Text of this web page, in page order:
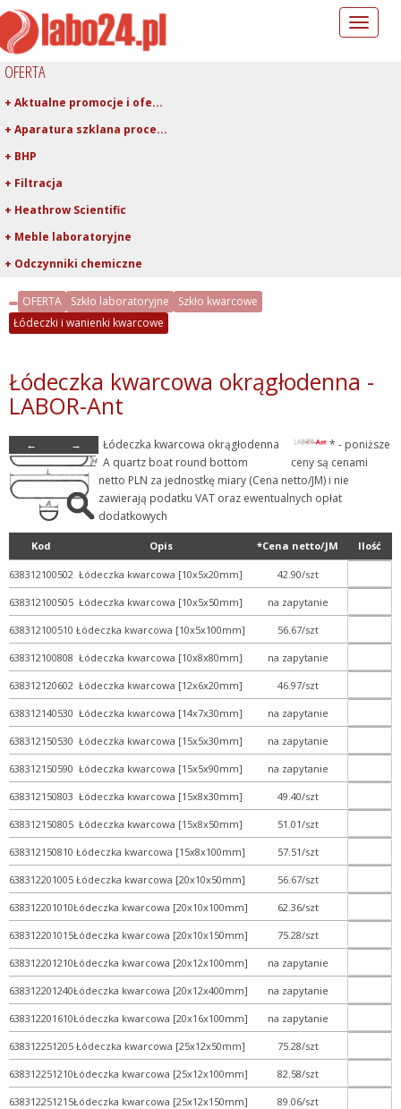
Toggle
OFERTA
+ Aktualne promocje i ofe...
+ Aparatura szklana proce...
+ BHP
+ Filtracja
+ Heathrow Scientific
+ Meble laboratoryjne
+ Odczynniki chemiczne
+ Pipetowanie i dawkowani...
+ Plastiki laboratoryjne
+ Rury, pręty, kapilary ...
+ Szkło kwarcowe
+ Aparaty szklane laborat...
+ Butle i butelki szklane
+ Chłodnice i kolumny
+ Detergenty
+ Eksykatory i dzwony szk...
+ Fiolki szklane (wialki)
+ Kolby
+ Krystalizatory, parowni...
+ Lejki szklane
+ Naczynia do mikrobiolog...
+ Naczynka wagowe i pojem...
+ Płuczki bez spiekanego...
+ Pozostałe szkło labor...
+ Półfabrykaty szklane
+ Probówki szklane
+ Rozdzielacze i wkraplac...
+ Rury, pręty, kapilary ...
+ Szkiełka mikroskopowe
- Szkło kwarcowe
+ Kolby kwarcowe
+ Krystalizatory kwarcowe
+ Lejki kwarcowe i szalki
- Łódeczki i wanienki k...
+ Parownice kwarcowe
+ Probówki kwarcowe
OFERTA Szkło laboratoryjne
Szkło kwarcowe
Łódeczki i wanienki kwarcowe
Łódeczka kwarcowa okrągłodenna -
LABOR-Ant
← →
Łódeczka kwarcowa okrągłodenna
A quartz boat round bottom
* - poniższe
ceny są cenami
netto PLN za jednostkę miary (Cena netto/JM) i nie
zawierają podatku VAT oraz ewentualnych opłat
dodatkowych
Kod Opis *Cena netto/JM Ilość
638312100502 Łódeczka kwarcowa [10x5x20mm] 42.90/szt
638312100505 Łódeczka kwarcowa [10x5x50mm] na zapytanie
638312100510 Łódeczka kwarcowa [10x5x100mm] 56.67/szt
638312100808 Łódeczka kwarcowa [10x8x80mm] na zapytanie
638312120602 Łódeczka kwarcowa [12x6x20mm] 46.97/szt
638312140530 Łódeczka kwarcowa [14x7x30mm] na zapytanie
638312150530 Łódeczka kwarcowa [15x5x30mm] na zapytanie
638312150590 Łódeczka kwarcowa [15x5x90mm] na zapytanie
638312150803 Łódeczka kwarcowa [15x8x30mm] 49.40/szt
638312150805 Łódeczka kwarcowa [15x8x50mm] 51.01/szt
638312150810 Łódeczka kwarcowa [15x8x100mm] 57.51/szt
638312201005 Łódeczka kwarcowa [20x10x50mm] 56.67/szt
638312201010Łódeczka kwarcowa [20x10x100mm] 62.36/szt
638312201015Łódeczka kwarcowa [20x10x150mm] 75.28/szt
638312201210Łódeczka kwarcowa [20x12x100mm] na zapytanie
638312201240Łódeczka kwarcowa [20x12x400mm] na zapytanie
638312201610Łódeczka kwarcowa [20x16x100mm] na zapytanie
638312251205 Łódeczka kwarcowa [25x12x50mm] 75.28/szt
638312251210Łódeczka kwarcowa [25x12x100mm] 82.58/szt
638312251215Łódeczka kwarcowa [25x12x150mm] 89.06/szt